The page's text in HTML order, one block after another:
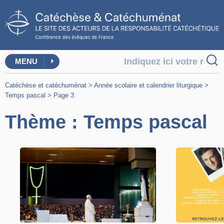
MENU
Catéchèse et catéchuménat > Année scolaire et calendrier liturgique >
Temps pascal > Page 3
Thème : Temps pascal